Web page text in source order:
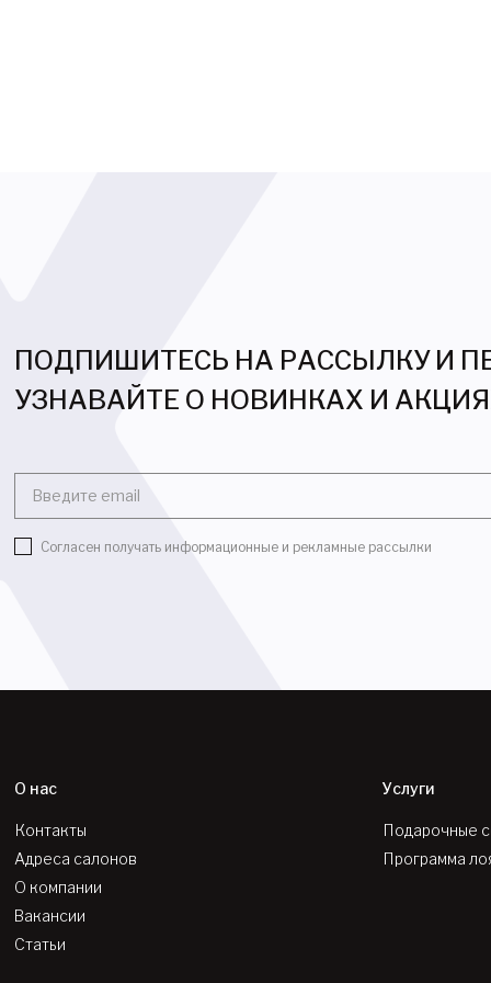
ПОДПИШИТЕСЬ НА РАССЫЛКУ И
УЗНАВАЙТЕ О НОВИНКАХ И
Введите email
Согласен получать информационные и рекламные рассылки
О нас
Контакты
Адреса салонов
О компании
Вакансии
Статьи
Услуги
Подарочные
Программа